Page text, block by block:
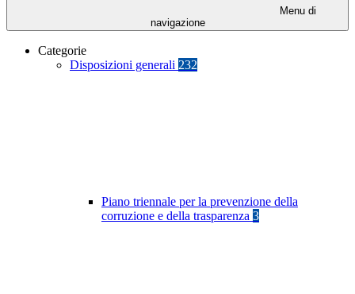
Menu di
navigazione
Categorie
Disposizioni generali 232
Piano triennale per la prevenzione della
corruzione e della trasparenza 3